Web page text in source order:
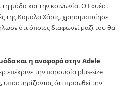
τη μόδα και την κοινωνία. Ο Γουέστ
της Καμάλα Χάρις, χρησιμοποίησε
ότι όποιος διαφωνεί μαζί του θα
και η αναφορά στην Adele
επέκρινε την παρουσία plus-size
υποστηρίζοντας ότι προωθεί την